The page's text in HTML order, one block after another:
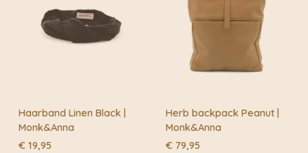
Haarband Linen Black |
Monk&Anna
€ 19,95
Herb backpack Peanut |
Monk&Anna
€ 79,95